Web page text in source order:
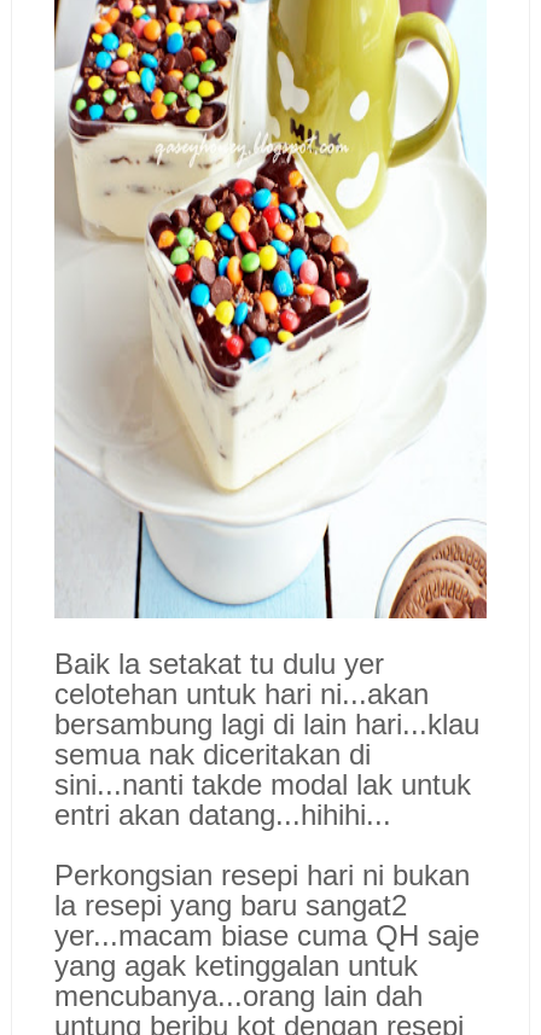
Baik la setakat tu dulu yer
celotehan untuk hari ni...akan
bersambung lagi di lain hari...klau
semua nak diceritakan di
sini...nanti takde modal lak untuk
entri akan datang...hihihi...
Perkongsian resepi hari ni bukan
la resepi yang baru sangat2
yer...macam biase cuma QH saje
yang agak ketinggalan untuk
mencubanya...orang lain dah
untung beribu kot dengan resepi